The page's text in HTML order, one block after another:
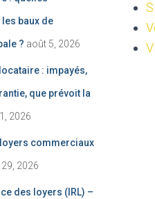
baux de
? août 5, 2026
: impayés,
que prévoit la
2026
commerciaux
29, 2026
des loyers (IRL) –